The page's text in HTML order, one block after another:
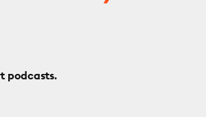
podcasts.